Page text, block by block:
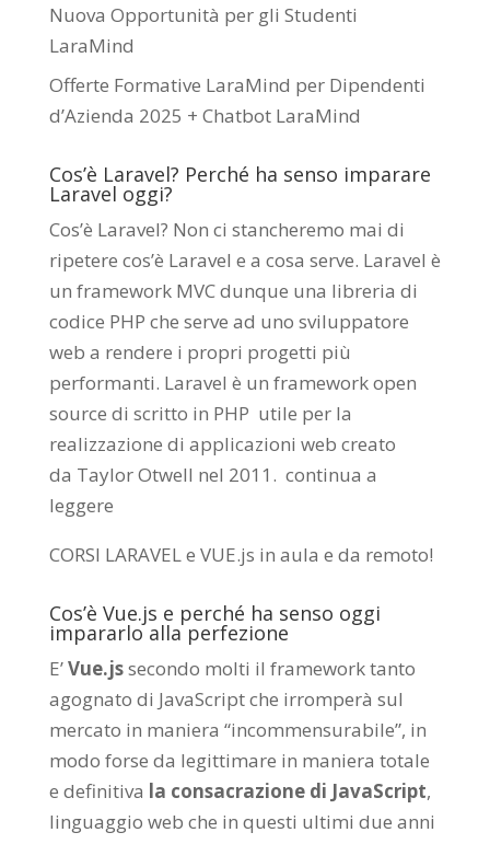
Nuova Opportunità per gli Studenti
LaraMind
Offerte Formative LaraMind per Dipendenti
d’Azienda 2025 + Chatbot LaraMind
Cos’è Laravel? Perché ha senso imparare
Laravel oggi?
Cos’è Laravel? Non ci stancheremo mai di
ripetere cos’è Laravel e a cosa serve. Laravel è
un framework MVC dunque una libreria di
codice PHP che serve ad uno sviluppatore
web a rendere i propri progetti più
performanti. Laravel è un framework open
source di scritto in PHP utile per la
realizzazione di applicazioni web creato
da Taylor Otwell nel 2011. continua a
leggere
CORSI LARAVEL e VUE.js in aula e da remoto!
Cos’è Vue.js e perché ha senso oggi
impararlo alla perfezione
E’Vue.jssecondo molti il framework tanto
agognato di JavaScript che irromperà sul
mercato in maniera “incommensurabile”, in
modo forse da legittimare in maniera totale
e definitiva la consacrazione di JavaScript,
linguaggio web che in questi ultimi due anni